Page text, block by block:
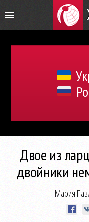
Двое из
двойники
Мария